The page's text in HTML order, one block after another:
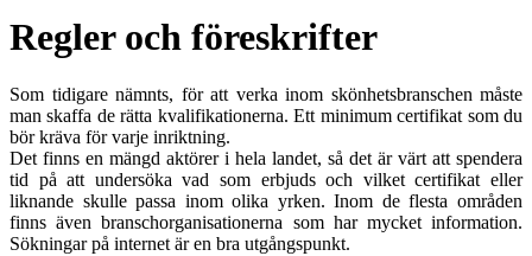
Regler och föreskrifter
Som tidigare nämnts, för att verka inom skönhetsbranschen måste
man skaffa de rätta kvalifikationerna. Ett minimum certifikat som du
bör kräva för varje inriktning.
Det finns en mängd aktörer i hela landet, så det är värt att spendera
tid på att undersöka vad som erbjuds och vilket certifikat eller
liknande skulle passa inom olika yrken. Inom de flesta områden
finns även branschorganisationerna som har mycket information.
Sökningar på internet är en bra utgångspunkt.